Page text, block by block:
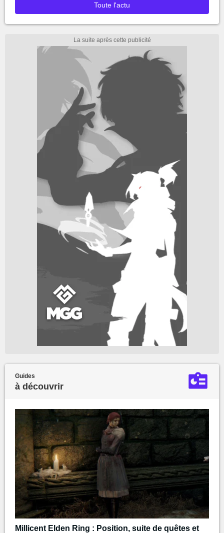
Toute l'actu
Guides
à découvrir
Millicent Elden Ring : Position, suite de quêtes et